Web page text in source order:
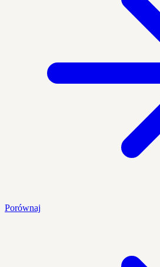
Porównaj